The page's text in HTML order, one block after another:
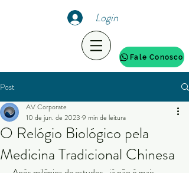
Login
Fale Conosco
Post
O Relógio Biológico pela
Medicina Tradicional Chinesa
AV Corporate
10 de jun. de 2023 9 min de leitura